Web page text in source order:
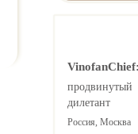
VinofanChief:
продвинутый
дилетант
Россия, Москва